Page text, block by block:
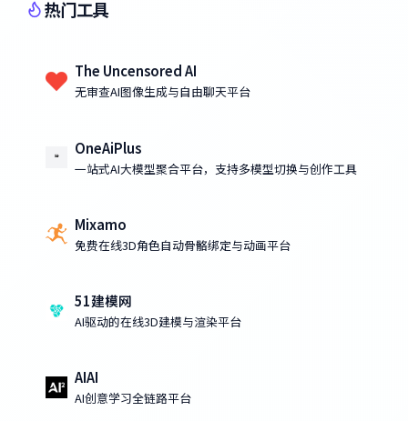
热门工具
The Uncensored AI
无审查AI图像生成与自由聊天平台
OneAiPlus
一站式AI大模型聚合平台，支持多模型切换与创作工具
Mixamo
免费在线3D角色自动骨骼绑定与动画平台
51建模网
AI驱动的在线3D建模与渲染平台
AIAI
AI创意学习全链路平台